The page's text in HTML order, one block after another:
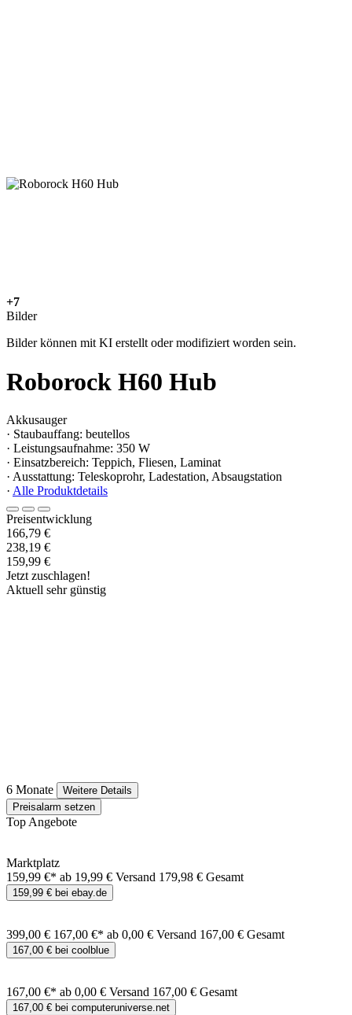
+7
Bilder
Bilder können mit KI erstellt oder modifiziert worden sein.
Roborock H60 Hub
Akkusauger
· Staubauffang: beutellos
· Leistungsaufnahme: 350 W
· Einsatzbereich: Teppich, Fliesen, Laminat
· Ausstattung: Teleskoprohr, Ladestation, Absaugstation
· Alle Produktdetails
Preisentwicklung
166,79 €
238,19 €
159,99 €
Jetzt zuschlagen!
Aktuell sehr günstig
6 Monate
Weitere Details
Preisalarm setzen
Top Angebote
Marktplatz
159,99 €* ab 19,99 € Versand 179,98 € Gesamt
159,99 € bei ebay.de
399,00 € 167,00 €* ab 0,00 € Versand 167,00 € Gesamt
167,00 € bei coolblue
167,00 €* ab 0,00 € Versand 167,00 € Gesamt
167,00 € bei computeruniverse.net